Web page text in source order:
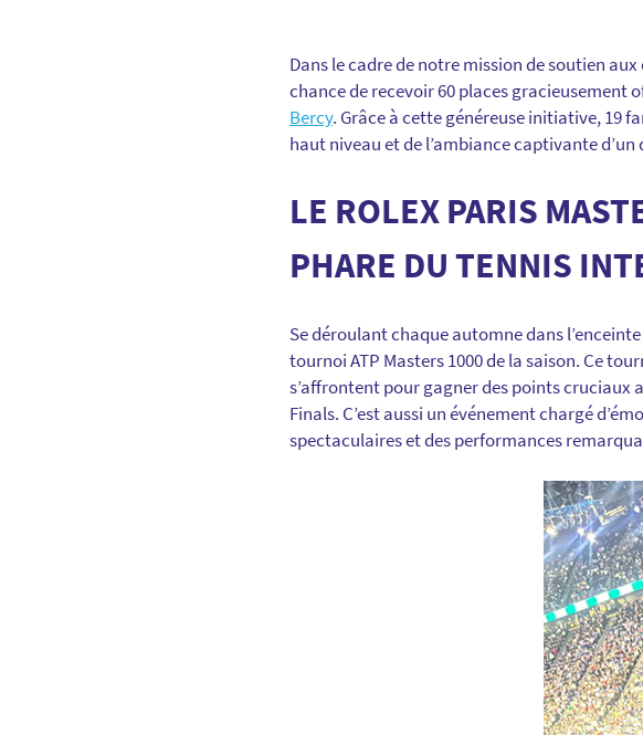
Dans le cadre de notre mission de soutien
chance de recevoir 60 places gracieusement
Bercy. Grâce à cette généreuse initiative, 19
haut niveau et de l’ambiance captivante
LE ROLEX PARIS
PHARE DU TENNIS
Se déroulant chaque automne dans
tournoi ATP Masters 1000 de la saison. Ce
s’affrontent pour gagner des points cruciaux
Finals. C’est aussi un événement chargé
spectaculaires et des performances